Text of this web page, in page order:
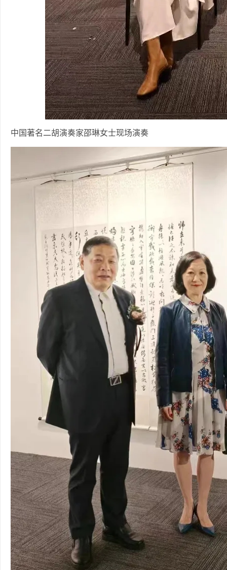
中国著名二胡演奏家邵琳女士现场演奏